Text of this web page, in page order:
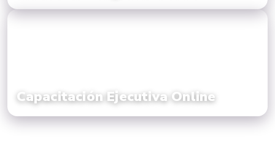
Capacitación Ejecutiva Online